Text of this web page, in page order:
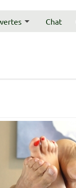
Chat